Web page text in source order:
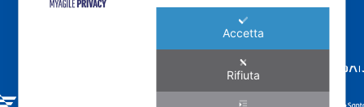
I NOSTRI MARCHI
Accetta
Rifiuta